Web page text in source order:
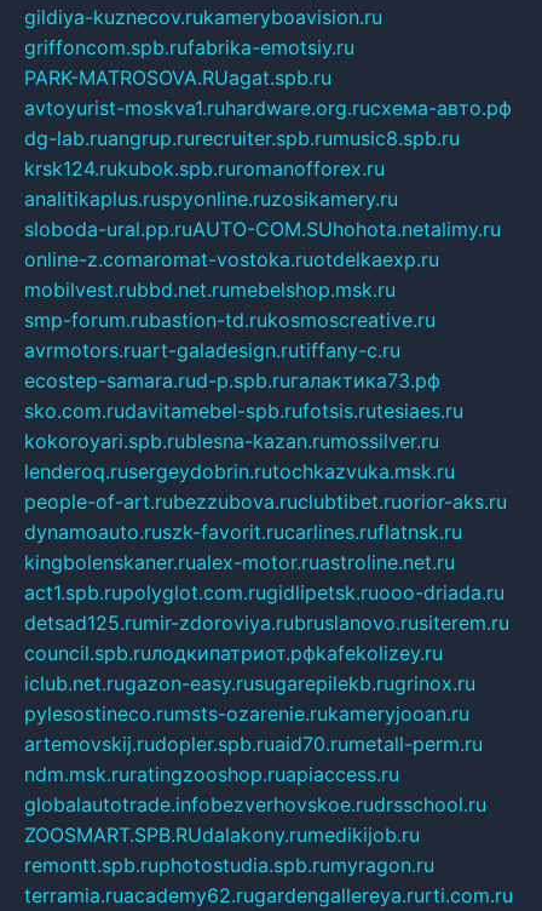
gildiya-kuznecov.rukameryboavision.ru
griffoncom.spb.rufabrika-emotsiy.ru
PARK-MATROSOVA.RUagat.spb.ru
avtoyurist-moskva1.ruhardware.org.ruсхема-авто.рф
dg-lab.ruangrup.rurecruiter.spb.rumusic8.spb.ru
krsk124.rukubok.spb.ruromanofforex.ru
analitikaplus.ruspyonline.ruzosikamery.ru
sloboda-ural.pp.ruAUTO-COM.SUhohota.netalimy.ru
online-z.comaromat-vostoka.ruotdelkaexp.ru
mobilvest.rubbd.net.rumebelshop.msk.ru
smp-forum.rubastion-td.rukosmoscreative.ru
avrmotors.ruart-galadesign.rutiffany-c.ru
ecostep-samara.rud-p.spb.ruгалактика73.рф
sko.com.rudavitamebel-spb.rufotsis.rutesiaes.ru
kokoroyari.spb.rublesna-kazan.rumossilver.ru
lenderoq.rusergeydobrin.rutochkazvuka.msk.ru
people-of-art.rubezzubova.ruclubtibet.ruorior-aks.ru
dynamoauto.ruszk-favorit.rucarlines.ruflatnsk.ru
kingbolenskaner.rualex-motor.ruastroline.net.ru
act1.spb.rupolyglot.com.rugidlipetsk.ruooo-driada.ru
detsad125.rumir-zdoroviya.rubruslanovo.rusiterem.ru
council.spb.ruлодкипатриот.рфkafekolizey.ru
iclub.net.rugazon-easy.rusugarepilekb.rugrinox.ru
pylesostineco.rumsts-ozarenie.rukameryjooan.ru
artemovskij.rudopler.spb.ruaid70.rumetall-perm.ru
ndm.msk.ruratingzooshop.ruapiaccess.ru
globalautotrade.infobezverhovskoe.rudrsschool.ru
ZOOSMART.SPB.RUdalakony.rumedikijob.ru
remontt.spb.ruphotostudia.spb.rumyragon.ru
terramia.ruacademy62.rugardengallereya.rurti.com.ru